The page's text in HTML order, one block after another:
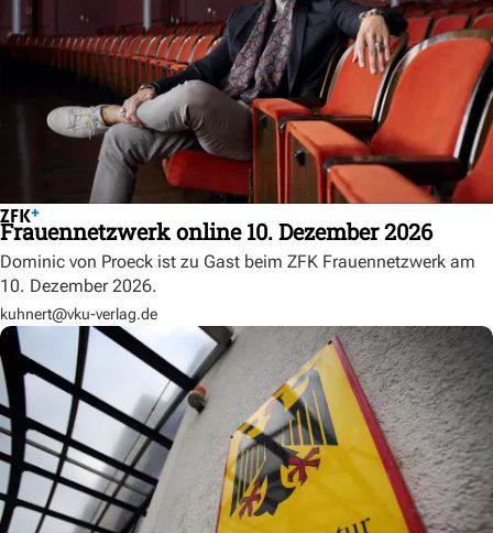
Frauennetzwerk online 10. Dezember 2026
Dominic von Proeck ist zu Gast beim ZFK Frauennetzwerk am
10. Dezember 2026.
kuhnert@vku-verlag.de